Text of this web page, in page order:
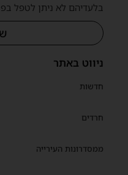
ניווט באתר
חדשות
חרדים
ממסדרונות העירייה
בלעדיהם לא ניתן לטפל